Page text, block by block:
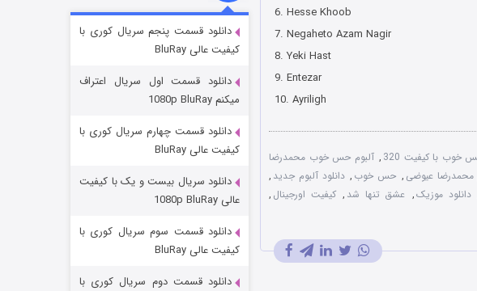
6. Hesse Khoob
7. Negaheto Azam Nagir
8. Yeki Hast
9. Entezar
10. Ayriligh
خوب با کیفیت 320 , آلبوم حس خوب محمدرضا
محمدرضا عیوضی , حس خوب , دانلود آلبوم جدید ,
دانلود موزیک, عشق تنها شد , کیفیت اورجینال ,
قسمت۲ (زیرنویس) منتشر شد
مردگان متحرک: شهر مرده ۳
دانلود قسمت پنجم سریال کوری با
کیفیت عالی BluRay
دانلود قسمت اول سریال اعتراف
میکنم 1080p BluRay
دانلود قسمت چهارم سریال کوری با
کیفیت عالی BluRay
دانلود سریال بیست و یک با کیفیت
عالی 1080p BluRay
دانلود قسمت سوم سریال کوری با
کیفیت عالی BluRay
دانلود قسمت دوم سریال کوری با